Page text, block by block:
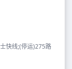
快线;(停运)275路